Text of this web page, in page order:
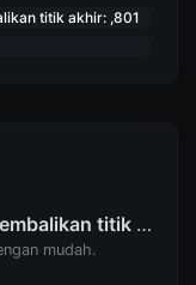
titik akhir: ,801
Penerjemah, tetapi hindari mengembalikan titik akhir: Pembuat tautan WhatsApp
mudah.